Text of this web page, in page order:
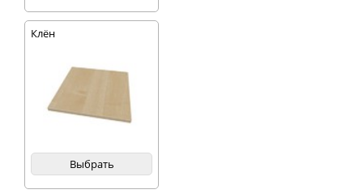
Клён
Выбрать